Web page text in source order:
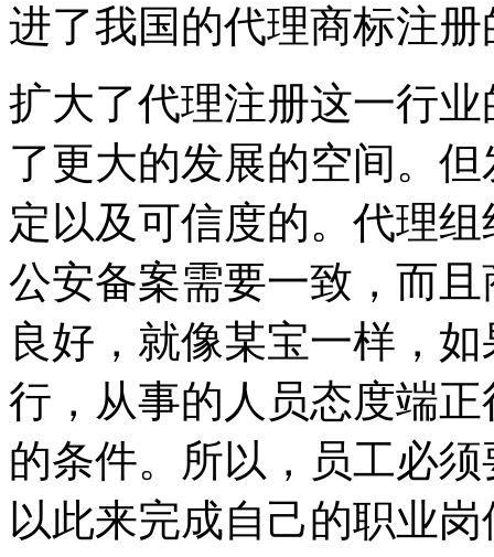
进了我国的代理商标注
扩大了代理注册这一行
了更大的发展的空间。
定以及可信度的。代理
公安备案需要一致，而
良好，就像某宝一样，
行，从事的人员态度端
的条件。所以，员工必
以此来完成自己的职业